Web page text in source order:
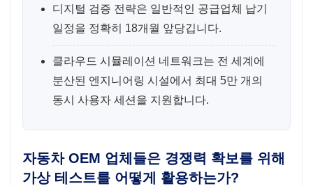
디지털 검증 전략은 일반적인 공급업체 납기
일정을 정확히 18개월 앞당깁니다.
클라우드 시뮬레이션 네트워크는 전 세계에
분산된 엔지니어링 시설에서 최대 5만 개의
동시 사용자 세션을 지원합니다.
자동차 OEM 업체들은 경쟁력 확보를 위해
가상 테스트를 어떻게 활용하는가?